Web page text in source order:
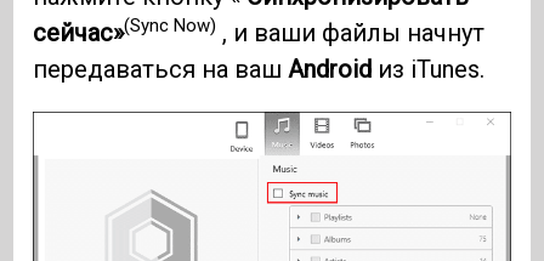
сейчас»(Sync Now) , и ваши файлы начнут
передаваться на ваш Android из iTunes.